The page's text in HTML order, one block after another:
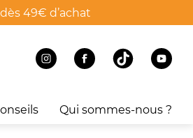
Qui sommes-nous ?